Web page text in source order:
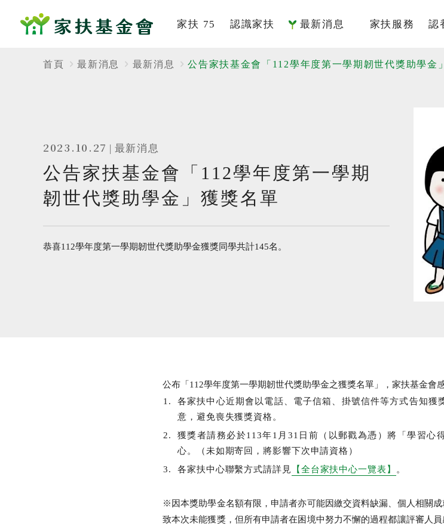
家扶 75 認識家扶
歷史沿革
服務據點
刊物
最新消息 家扶服務 認
首頁 最新消息 最新消息 公告家扶基金會「112學年度第一學期韌世代獎助學金
2023.10.27 最新消息
公告家扶基金會「112學年度第一學期
韌世代獎助學金」獲獎名單
恭喜112學年度第一學期韌世代獎助學金獲獎同學共計145名。
公布「112學年度第一學期韌世代獎助學金之獲獎名單」，家扶基金會
各家扶中心近期會以電話、電子信箱、掛號信件等方式告知獲
意，避免喪失獲獎資格。
獲獎者請務必於113年1月31日前（以郵戳為憑）將「學習心
心。（未如期寄回，將影響下次申請資格）
各家扶中心聯繫方式請詳見
【全台家扶中心一覽表】 。
※因本獎助學金名額有限，申請者亦可能因繳交資料缺漏、個人相關
致本次未能獲獎，但所有申請者在困境中努力不懈的過程都讓評審人